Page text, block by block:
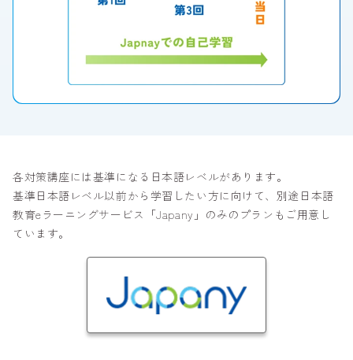
各対策講座には基準になる日本語レベルがあります。
基準日本語レベル以前から学習したい方に向けて、別途日本語
教育eラーニングサービス「Japany」のみのプランもご用意し
ています。